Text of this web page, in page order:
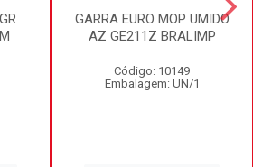
GARRA EURO MOP UMIDO
AZ GE211Z BRALIMP
Código: 10149
Embalagem: UN/1